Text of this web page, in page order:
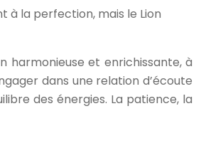
à la perfection, mais le Lion
harmonieuse et enrichissante, à
dans une relation d’écoute
des énergies. La patience, la